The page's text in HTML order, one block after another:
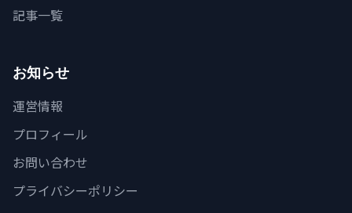
記事一覧
お知らせ
運営情報
プロフィール
お問い合わせ
プライバシーポリシー